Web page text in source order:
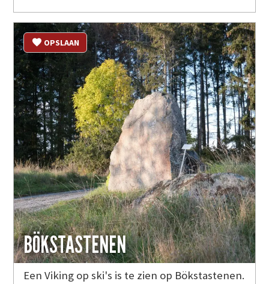
BÖKSTASTENEN
OPSLAAN
Een Viking op ski's is te zien op Bökstastenen.